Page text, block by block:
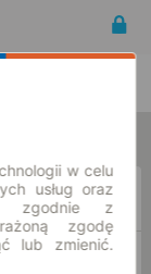
w celu
usług oraz
zgodnie z
zgodę
lub zmienić.